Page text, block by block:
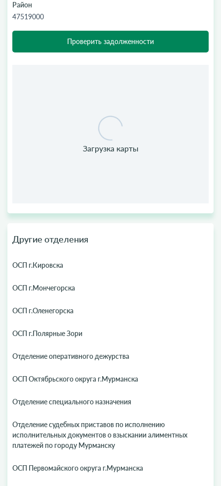
Район
47519000
Проверить задолженности
Другие отделения
ОСП г.Кировска
ОСП г.Мончегорска
ОСП г.Оленегорска
ОСП г.Полярные Зори
Отделение оперативного дежурства
ОСП Октябрьского округа г.Мурманска
Отделение специального назначения
Отделение судебных приставов по исполнению
исполнительных документов о взыскании алиментных
платежей по городу Мурманску
ОСП Первомайского округа г.Мурманска